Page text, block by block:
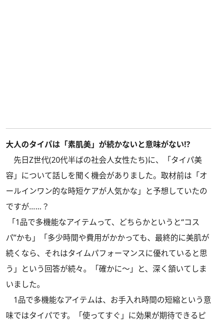
大人のタイパは「素肌美」が続かないと意味がない!?
先日Z世代(20代半ばの社会人女性たち)に、「タイパ美
容」について話しを聞く機会がありました。取材前は「オ
ールインワン的な時短ケアが人気かな」と予想していたの
ですが……？
「1品で多機能なアイテムって、どちらかというと“コス
パ”かも」「多少時間や費用がかかっても、最終的に美肌が
続くなら、それはタイムパフォーマンスに優れていると思
う」という回答が続々。「確かに～」と、深く頷いてしま
いました。
1品で多機能なアイテムは、お手入れ時間の短縮という意
味ではタイパです。「使ってすぐ」に効果が期待できるピ